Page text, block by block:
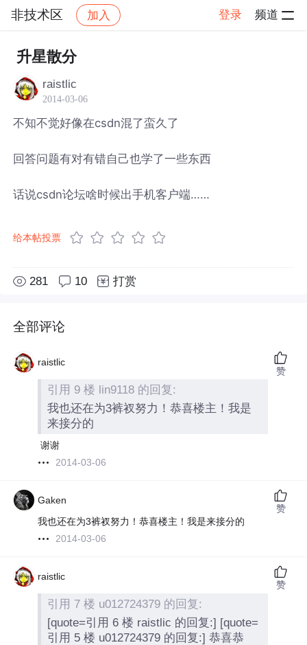
非技术区 加入 登录 频道
社区 非技术区
升星散分
raistlic
2014-03-06
不知不觉好像在csdn混了蛮久了
回答问题有对有错自己也学了一些东西
话说csdn论坛啥时候出手机客户端……
给本帖投票
281 10 打赏
全部评论
raistlic
引用 9 楼 lin9118 的回复:
我也还在为3裤衩努力！恭喜楼主！我是
来接分的
谢谢
2014-03-06
赞
Gaken
我也还在为3裤衩努力！恭喜楼主！我是来接分的
2014-03-06
赞
raistlic
引用 7 楼 u012724379 的回复:
[quote=引用 6 楼 raistlic 的回复:] [quote=
引用 5 楼 u012724379 的回复:] 恭喜恭
赞